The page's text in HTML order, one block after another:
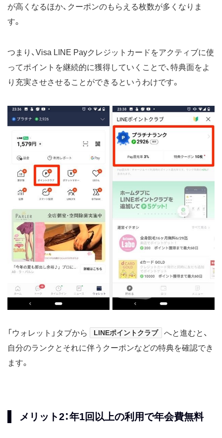
が高くなるほか、クーポンのもらえる枚数が多くなりま
す。
つまり、Visa LINE Payクレジットカードをアクティブに使
ってポイントを継続的に獲得していくことで、特典面をよ
り充実させさせることができるというわけです。
「ウォレット」タブから LINEポイントクラブ
へと進むと、
自分のランクとそれに伴うクーポンなどの特典を確認でき
ます。
メリット2：年1回以上の利用で年会費無料